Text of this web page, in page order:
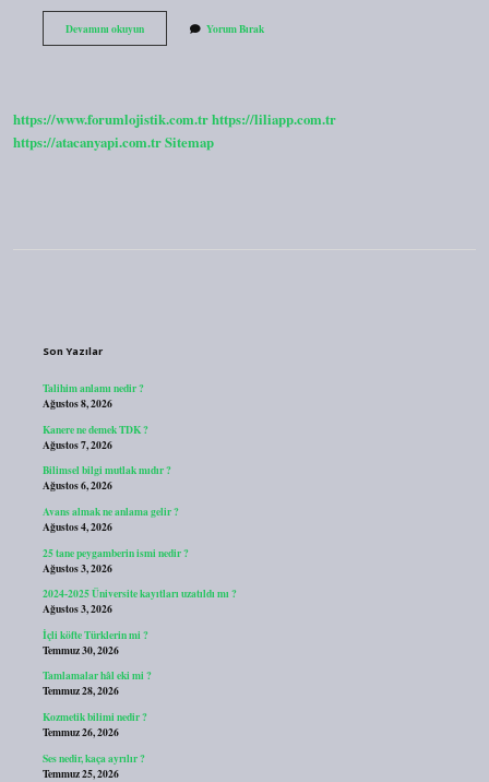
Devamını okuyunGümüş
Suyu
Yorum Bırak
https://www.forumlojistik.com.trhttps://liliapp.com.tr
https://atacanyapi.com.trSitemap
Son Yazılar
Talihim anlamı nedir ?
Ağustos 8, 2026
Kanere ne demek TDK ?
Ağustos 7, 2026
Bilimsel bilgi mutlak mıdır ?
Ağustos 6, 2026
Avans almak ne anlama gelir ?
Ağustos 4, 2026
25 tane peygamberin ismi nedir ?
Ağustos 3, 2026
2024-2025 Üniversite kayıtları uzatıldı mı ?
Ağustos 3, 2026
İçli köfte Türklerin mi ?
Temmuz 30, 2026
Tamlamalar hâl eki mi ?
Temmuz 28, 2026
Kozmetik bilimi nedir ?
Temmuz 26, 2026
Ses nedir, kaça ayrılır ?
Temmuz 25, 2026